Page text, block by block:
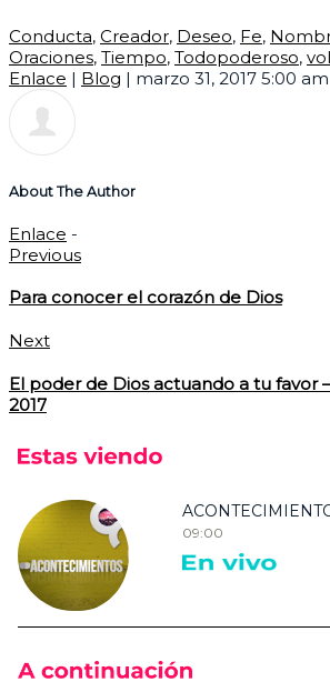
Conducta, Creador, Deseo, Fe,
Oraciones, Tiempo, Todopoderoso,
Enlace | Blog | marzo 31, 2017 5:00 am
About The Author
Enlace -
Previous
Para conocer el corazón de Dios
Next
El poder de Dios actuando a tu favor
2017